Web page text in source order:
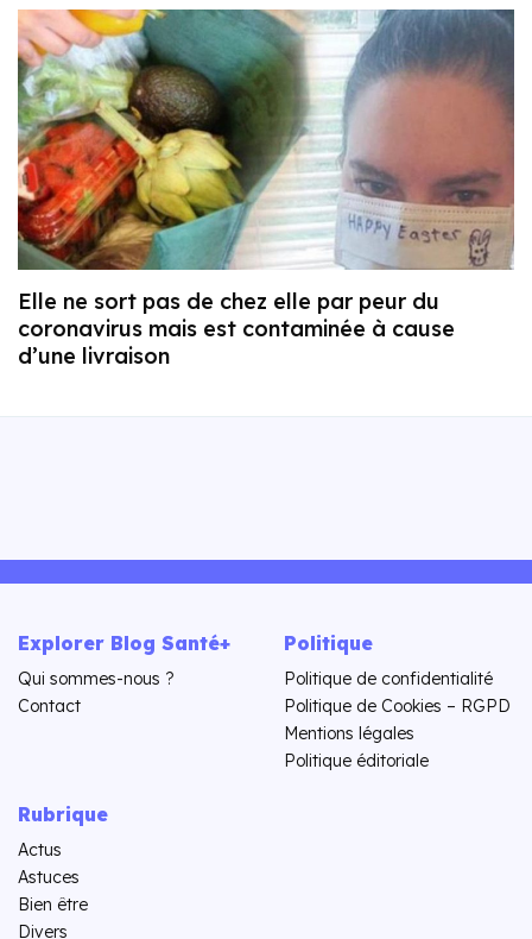
Elle ne sort pas de chez elle par peur du
coronavirus mais est contaminée à cause
d’une livraison
Explorer Blog Santé+
Qui sommes-nous ?
Contact
Politique
Politique de confidentialité
Politique de Cookies – RGPD
Mentions légales
Politique éditoriale
Rubrique
Actus
Astuces
Bien être
Divers